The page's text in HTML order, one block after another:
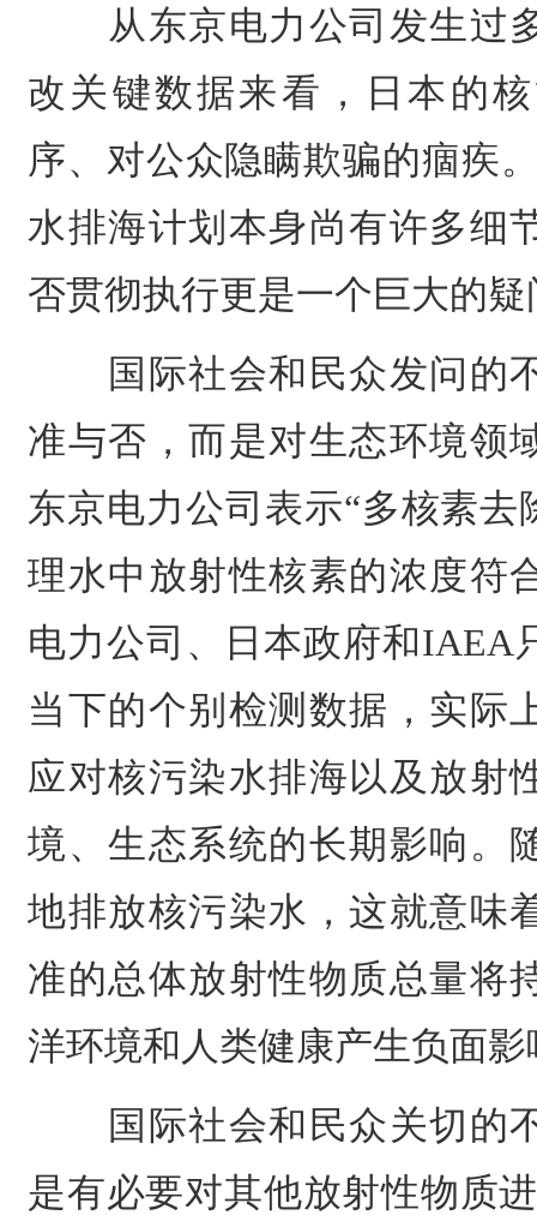
从东京电力公司发生过
改关键数据来看，日本的
序、对公众隐瞒欺骗的痼疾
水排海计划本身尚有许多细
否贯彻执行更是一个巨大的疑
国际社会和民众发问的
准与否，而是对生态环境领
东京电力公司表示“多核素去
理水中放射性核素的浓度符
电力公司、日本政府和IAEA
当下的个别检测数据，实际
应对核污染水排海以及放射
境、生态系统的长期影响。
地排放核污染水，这就意味
准的总体放射性物质总量将
洋环境和人类健康产生负面影
国际社会和民众关切的
是有必要对其他放射性物质